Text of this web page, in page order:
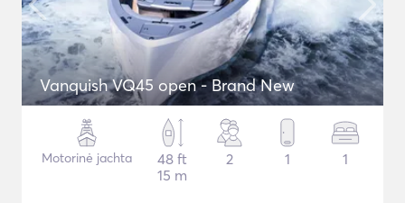
Vanquish VQ45 open - Brand New
Motorinė jachta
48 ft
15 m
2 1 1